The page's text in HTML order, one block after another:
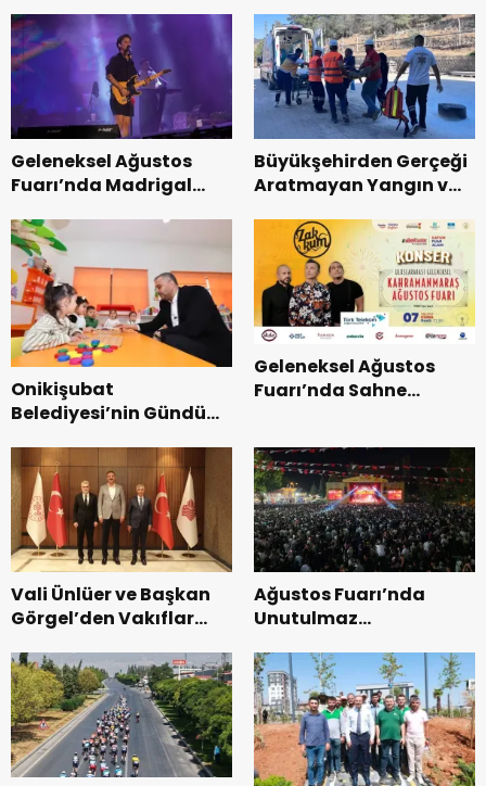
Geleneksel Ağustos
Fuarı’nda Madrigal
Büyükşehirden Gerçeği
Aratmayan Yangın ve
Onikişubat
Belediyesi’nin Gündüz
dönemin ön kayıtları
başladı.
Geleneksel Ağustos
Fuarı’nda Sahne
Vali Ünlüer ve Başkan
Görgel’den Vakıflar
ziyaret.
Ağustos Fuarı’nda
Unutulmaz